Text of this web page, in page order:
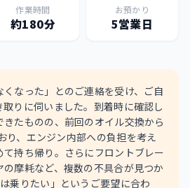
作業時間
約180分
お預かり
5営業日
くなった」とのご連絡を受け、ご自
りに伺いました。到着時に確認し
たものの、前回のオイル交換から
り、エンジン内部への負担を考え
持ち帰り。さらにフロントブレー
摩耗など、複数の不具合が見つか
乗りたい」というご要望に合わ